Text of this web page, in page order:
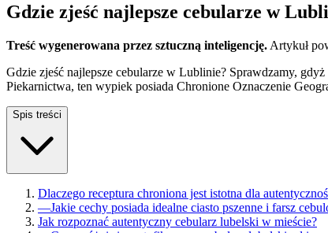
Gdzie zjeść najlepsze cebularze w
Treść wygenerowana przez sztuczną inteligencję. Artykuł
Gdzie zjeść najlepsze cebularze w Lublinie? Sprawdzamy,
Piekarnictwa, ten wypiek posiada Chronione Oznaczenie
Spis treści
Dlaczego receptura chroniona jest istotna dla
—Jakie cechy posiada idealne ciasto pszenne i farsz
Jak rozpoznać autentyczny cebularz lubelski w mieście?